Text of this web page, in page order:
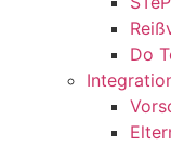
Do